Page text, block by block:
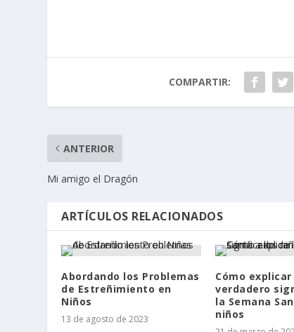
COMPARTIR:
ANTERIOR
Mi amigo el Dragón
ARTÍCULOS RELACIONADOS
Abordando los Problemas
de Estreñimiento en
Niños
13 de agosto de 2023
Cómo
verdadero
la Semana
niños